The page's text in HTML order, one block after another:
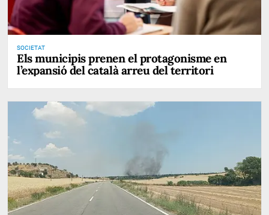
SOCIETAT
Els municipis prenen el protagonisme en
l’expansió del català arreu del territori